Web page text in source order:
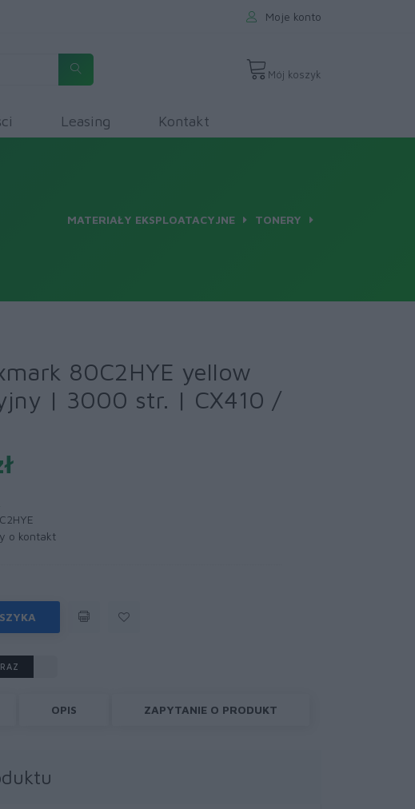
Moje konto
Mój koszyk
Leasing Kontakt
MATERIAŁY EKSPLOATACYJNE TONERY
80C2HYE yellow
| 3000 str. | CX410 /
o kontakt
OPIS ZAPYTANIE O PRODUKT